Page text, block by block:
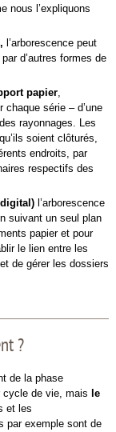
nous l’expliquons
l’arborescence peut
d’autres formes de
papier,
chaque série – d’une
rayonnages. Les
soient clôturés,
endroits, par
respectifs des
l’arborescence
suivant un seul plan
papier et pour
le lien entre les
de gérer les dossiers
?
de la phase
cycle de vie, mais le
et les
par exemple sont de